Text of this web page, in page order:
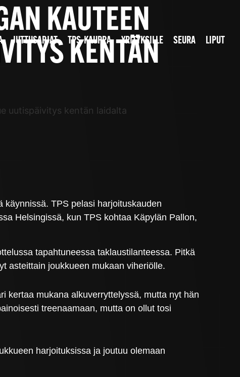
JUTTUSARJAT TPS-KAUPPA YRITYKSILLE SEURA LIPUT
KAUTEEN
KENTÄN
uutispäivitys kentän laidalta
TPS pelasi harjoituskauden
Helsingissä, kun TPS kohtaa Käpylän Pallon,
tapahtuneessa taklaustilanteessa. Pitkä
asteittain joukkueen mukaan viheriölle.
kertaa mukana alkuverryttelyssä, mutta nyt hän
treenaamaan, mutta on ollut tosi
harjoituksissa ja joutuu olemaan